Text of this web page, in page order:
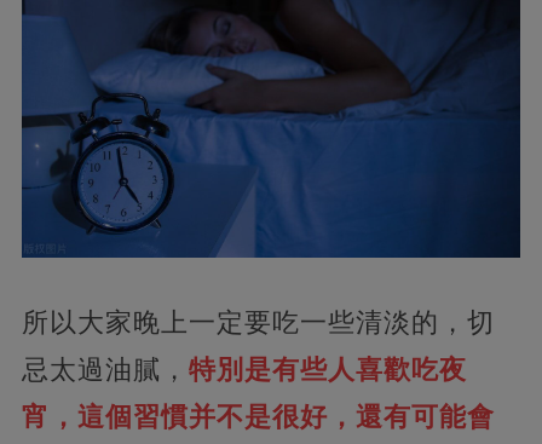
所以大家晚上一定要吃一些清淡的，切
忌太過油膩， 特別是有些人喜歡吃夜
宵，這個習慣并不是很好，還有可能會